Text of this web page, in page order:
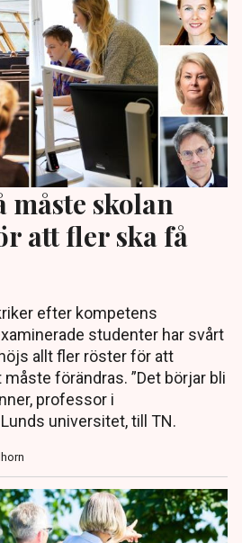
måste skolan
att fler ska få
efter kompetens
studenter har svårt
allt fler röster för att
förändras. ”Det börjar bli
professor i
universitet, till TN.